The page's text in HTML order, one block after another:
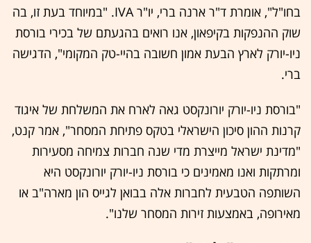
בחו"ל", אומרת ד"ר ארנה ברי, יו"ר IVA. "במיוחד בעת זו, בה
שוק ההנפקות בקיפאון, אנו רואים בהגעתם של בכירי בורסת
ניו-יורק לארץ הבעת אמון חשובה בהיי-טק המקומי", הדגישה
ברי.
"בורסת ניו-יורק יורונקסט גאה לארח את המשלחת של איגוד
קרנות ההון סיכון הישראלי בטקס פתיחת המסחר", אמר קנט,
"מדינת ישראל מייצרת מדי שנה חברות צמיחה מסעירות
ומרתקות ואנו מאמינים כי בורסת ניו-יורק יורונקסט היא
השותפה הטבעית לחברות אלה בבואן לגייס הון מארה"ב או
מאירופה, באמצעות זירות המסחר שלנו".